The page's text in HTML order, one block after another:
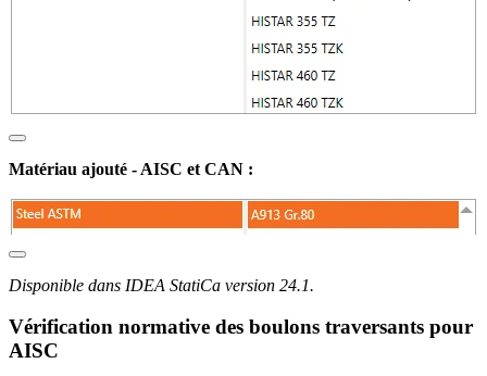
Matériau ajouté - AISC et CAN :
Disponible dans IDEA StatiCa version 24.1.
Vérification normative des boulons traversants pour
AISC